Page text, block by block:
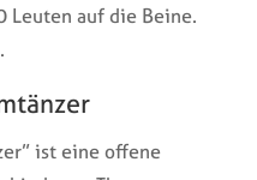
Leuten auf die Beine.
ist eine offene